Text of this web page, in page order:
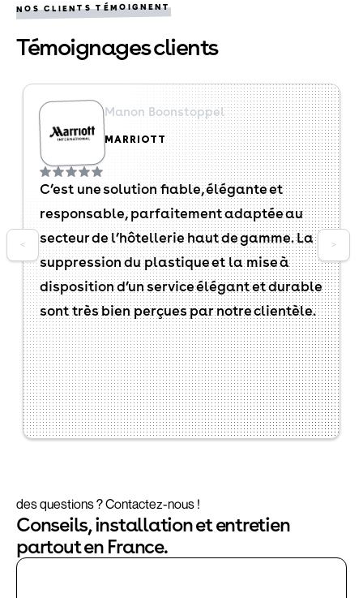
NOS CLIENTS TÉMOIGNENT
Témoignages clients
Manon Boonstoppel
MARRIOTT
C’est une solution fiable, élégante et
responsable, parfaitement adaptée au
secteur de l’hôtellerie haut de gamme. La
suppression du plastique et la mise à
disposition d’un service élégant et durable
sont très bien perçues par notre clientèle.
< >
des questions ? Contactez-nous !
Conseils, installation et entretien
partout en France.